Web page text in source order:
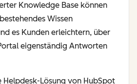
Knowledge Base können
Wissen
es Kunden erleichtern, über
eigenständig Antworten
Helpdesk-Lösung von HubSpot